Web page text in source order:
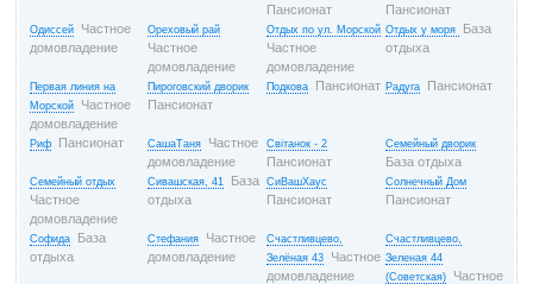
Пансионат Пансионат
Одиссей
Частное
домовладение
Ореховый рай
Частное
домовладение
Отдых по ул. Морской
Частное
домовладение
Отдых у моря
База
отдыха
Первая линия на
Морской
Частное
домовладение
Пироговский дворик
Пансионат
Подкова Пансионат Радуга Пансионат
Риф Пансионат СашаТаня
Частное
домовладение
Світанок - 2
Пансионат
Семейный дворик
База отдыха
Семейный отдых
Частное
домовладение
Сивашская, 41
База
отдыха
СиВашХаус
Пансионат
Солнечный Дом
Пансионат
Софида
База
отдыха
Стефания
Частное
домовладение
Счастливцево,
Зелёная 43
Частное
домовладение
Счастливцево,
Зеленая 44
(Советская)
Частное